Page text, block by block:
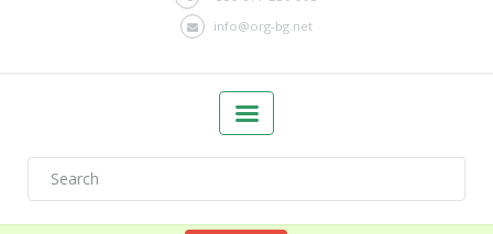
info@org-bg.net